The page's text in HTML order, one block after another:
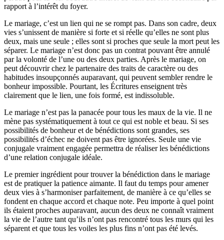
rapport à l’intérêt du foyer.
Le mariage, c’est un lien qui ne se rompt pas. Dans son cadre, deux
vies s’unissent de manière si forte et si réelle qu’elles ne sont plus
deux, mais une seule ; elles sont si proches que seule la mort peut les
séparer. Le mariage n’est donc pas un contrat pouvant être annulé
par la volonté de l’une ou des deux parties. Après le mariage, on
peut découvrir chez le partenaire des traits de caractère ou des
habitudes insoupçonnés auparavant, qui peuvent sembler rendre le
bonheur impossible. Pourtant, les Écritures enseignent très
clairement que le lien, une fois formé, est indissoluble.
Le mariage n’est pas la panacée pour tous les maux de la vie. Il ne
mène pas systématiquement à tout ce qui est noble et beau. Si ses
possibilités de bonheur et de bénédictions sont grandes, ses
possibilités d’échec ne doivent pas être ignorées. Seule une vie
conjugale vraiment engagée permettra de réaliser les bénédictions
d’une relation conjugale idéale.
Le premier ingrédient pour trouver la bénédiction dans le mariage
est de pratiquer la patience aimante. Il faut du temps pour amener
deux vies à s’harmoniser parfaitement, de manière à ce qu’elles se
fondent en chaque accord et chaque note. Peu importe à quel point
ils étaient proches auparavant, aucun des deux ne connaît vraiment
la vie de l’autre tant qu’ils n’ont pas rencontré tous les murs qui les
séparent et que tous les voiles les plus fins n’ont pas été levés.